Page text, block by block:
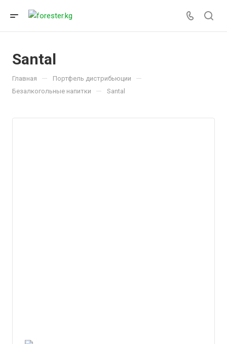
Santal
Главная — Портфель дистрибьюции —
Безалкогольные напитки — Santal